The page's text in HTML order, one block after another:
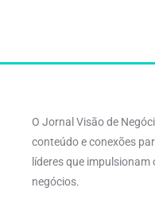
O Jornal Visão de
conteúdo e conexões
líderes que
negócios.